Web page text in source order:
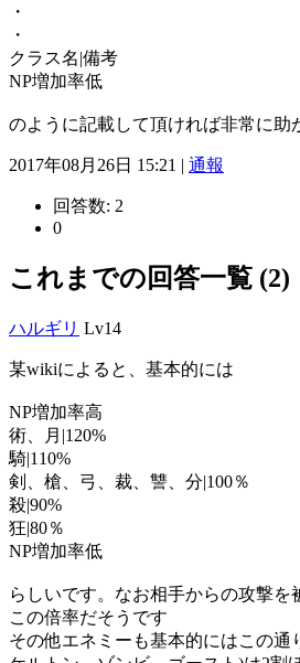
・
・
クラス名|備考
NP増加率低
のように記載して頂ければ非常に助
2017年08月26日 15:21 | 通報
回答数: 2
0
これまでの回答一覧 (2)
ハルギリ Lv14
某wikiによると、基本的には
NP増加率高
術、月|120%
騎|110%
剣、槍、弓、裁、讐、分|100％
殺|90%
狂|80％
NP増加率低
らしいです。なお相手からの攻撃を
この倍率だそうです
その他エネミーも基本的にはこの通